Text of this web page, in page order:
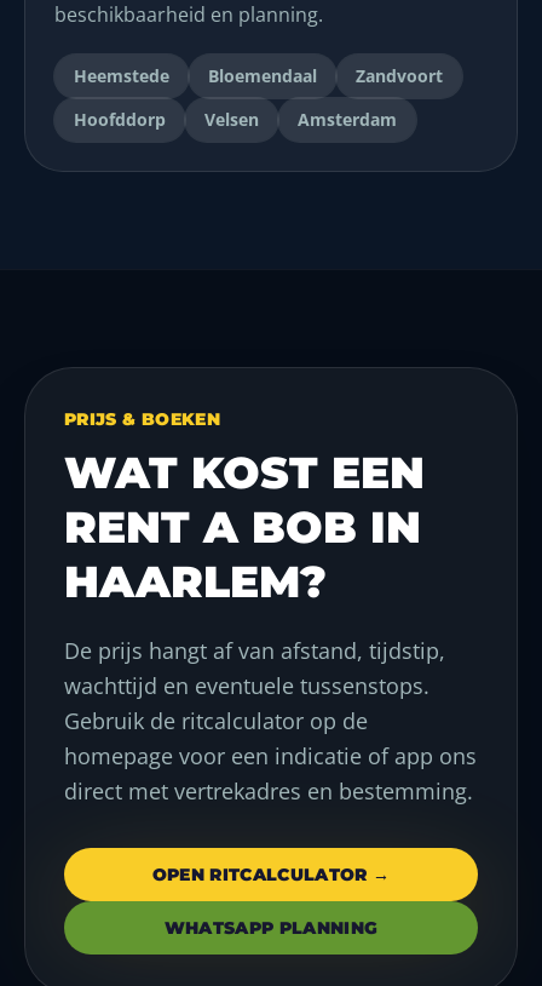
beschikbaarheid en planning.
Heemstede Bloemendaal
Zandvoort
Hoofddorp
Velsen Amsterdam
PRIJS & BOEKEN
WAT KOST EEN
RENT A BOB IN
HAARLEM?
De prijs hangt af van afstand, tijdstip,
wachttijd en eventuele tussenstops.
Gebruik de ritcalculator op de
homepage voor een indicatie of app ons
direct met vertrekadres en bestemming.
OPEN RITCALCULATOR →
WHATSAPP PLANNING